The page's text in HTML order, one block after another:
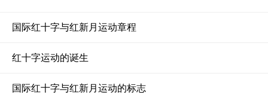
国际红十字与红新月运动章程
红十字运动的诞生
国际红十字与红新月运动的标志